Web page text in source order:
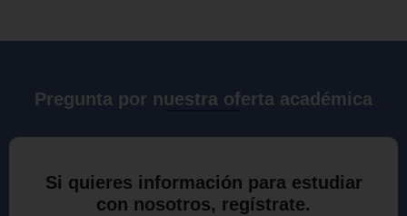
Pregunta por nuestra oferta académica
Si quieres información para estudiar
con nosotros, regístrate.